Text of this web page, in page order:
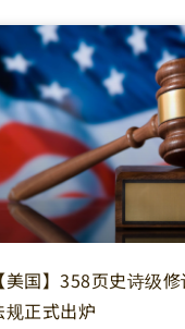
【美国】358页史诗级
规正式出炉